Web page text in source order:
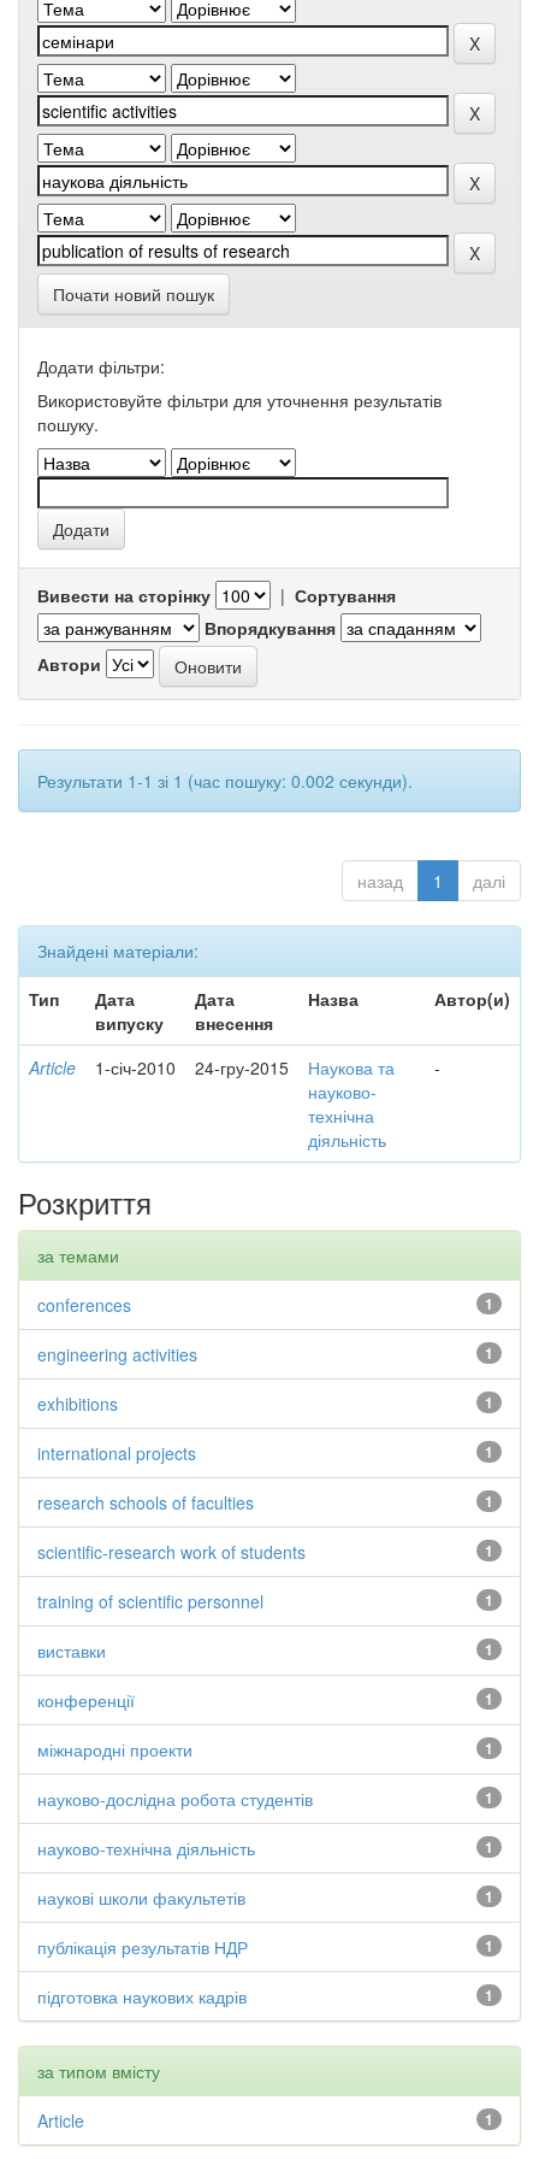
Почати новий пошук
Додати фільтри:
Використовуйте фільтри для уточнення результатів
пошуку.
Вивести на сторінку | Сортування
Впорядкування
Автори
Результати 1-1 зі 1 (час пошуку: 0.002 секунди).
назад 1 далі
Знайдені матеріали:
Тип
Дата
випуску
Дата
внесення
Назва Автор(и)
Article 1-січ-2010 24-гру-2015
Наукова та
науково-
технічна
діяльність
-
Розкриття
за темами
1
conferences
1
engineering activities
1
exhibitions
1
international projects
1
research schools of faculties
1
scientific-research work of students
1
training of scientific personnel
1
виставки
1
конференції
1
міжнародні проекти
1
науково-дослідна робота студентів
1
науково-технічна діяльність
1
наукові школи факультетів
1
публікація результатів НДР
1
підготовка наукових кадрів
за типом вмісту
1
Article